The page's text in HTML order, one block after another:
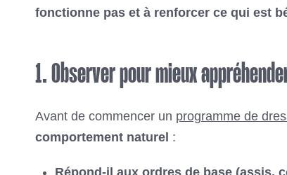
fonctionne pas et à renforcer ce qui est
1. Observer pour mieux
Avant de commencer un programme de
comportement naturel :